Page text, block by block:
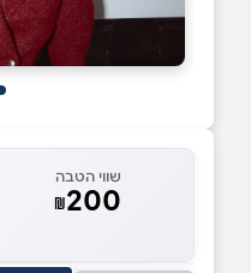
שווי הטבה
₪200